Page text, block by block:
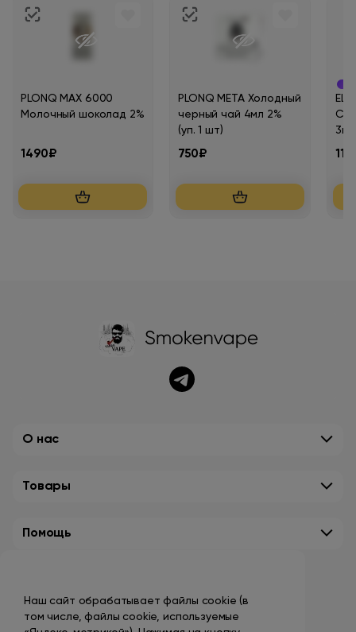
Наш сайт обрабатывает файлы cookie (в
том числе, файлы cookie, используемые
PLONQ MAX 6000
Молочный шоколад 2%
1490₽
PLONQ META Холодный
черный чай 4мл 2%
(уп. 1 шт)
750₽
О нас
Товары
Помощь
+7 (495) 149-10-99